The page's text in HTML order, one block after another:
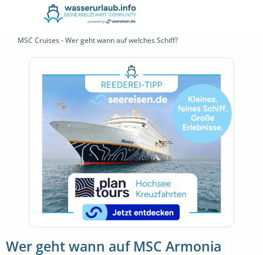
MSC Cruises - Wer geht wann auf welches Schiff?
Wer geht wann auf MSC Armonia